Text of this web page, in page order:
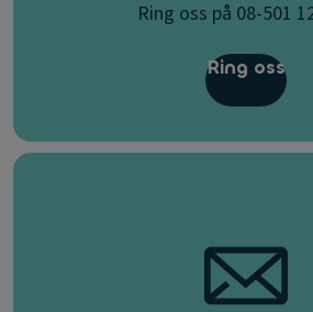
Ring oss på 08-501
Ring oss